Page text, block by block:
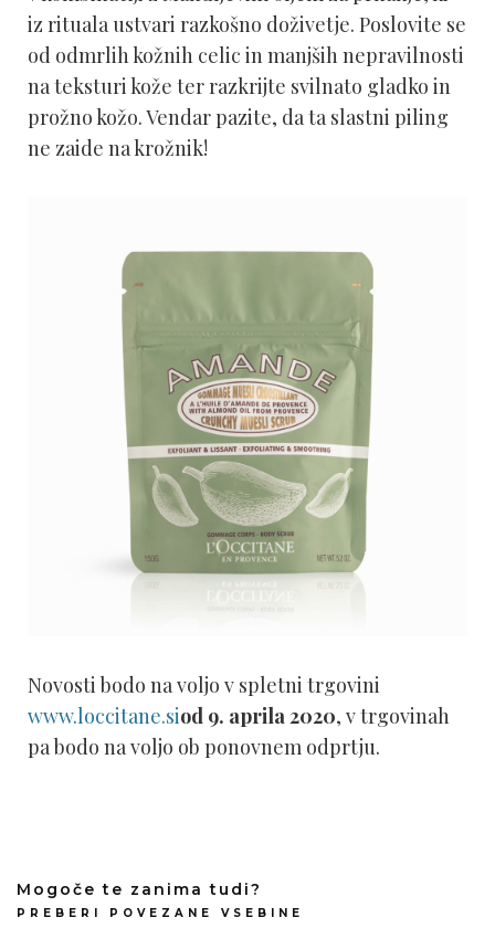
iz rituala ustvari razkošno doživetje. Poslovite se
od odmrlih kožnih celic in manjših nepravilnosti
na teksturi kože ter razkrijte svilnato gladko in
prožno kožo. Vendar pazite, da ta slastni piling
ne zaide na krožnik!
Novosti bodo na voljo v spletni trgovini
www.loccitane.siod 9. aprila 2020, v trgovinah
pa bodo na voljo ob ponovnem odprtju.
Mogoče te zanima tudi?
PREBERI POVEZANE VSEBINE